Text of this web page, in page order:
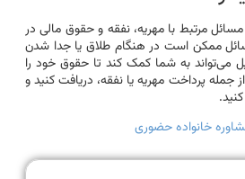
مرتبط با مهریه، نفقه و حقوق مالی در
ممکن است در هنگام طلاق یا جدا شدن
می‌تواند به شما کمک کند تا حقوق خود را
جمله پرداخت مهریه یا نفقه، دریافت کنید و
خانواده حضوری